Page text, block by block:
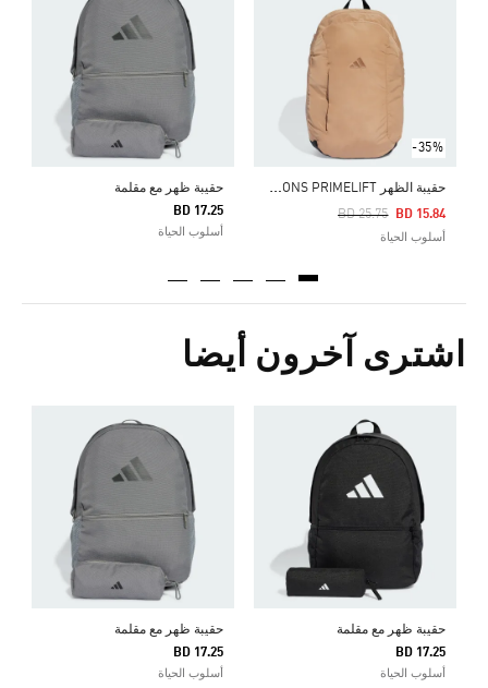
-35%
ح
قيبة الظهر FUTURE ICONS PRIMELIFT
Price Reduced From
BD 25.75
To BD 15.84
أسلوب الحياة
حقيبة ظهر مع مقلمة
BD 17.25
أسلوب الحياة
اشترى آخرون أيضا
حقيبة ظهر مع مقلمة
BD 17.25
أسلوب الحياة
حقيبة ظهر مع مقلمة
BD 17.25
أسلوب الحياة